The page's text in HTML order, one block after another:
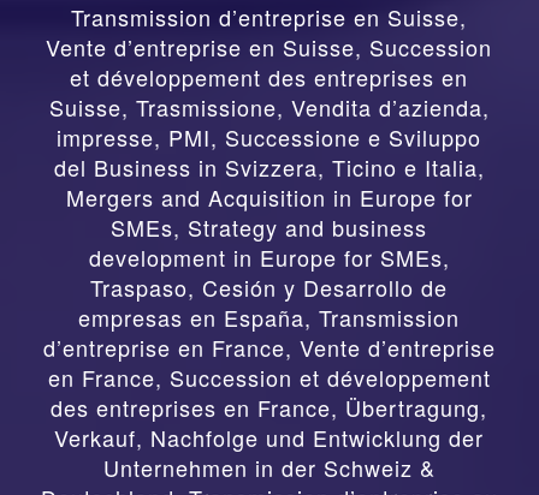
Transmission d’entreprise en Suisse,
Vente d’entreprise en Suisse, Succession
et développement des entreprises en
Suisse, Trasmissione, Vendita d’azienda,
impresse, PMI, Successione e Sviluppo
del Business in Svizzera, Ticino e Italia,
Mergers and Acquisition in Europe for
SMEs, Strategy and business
development in Europe for SMEs,
Traspaso, Cesión y Desarrollo de
empresas en España,Transmission
d’entreprise en France, Vente d’entreprise
en France, Succession et développement
des entreprises en France, Übertragung,
Verkauf, Nachfolge und Entwicklung der
Unternehmen in der Schweiz &